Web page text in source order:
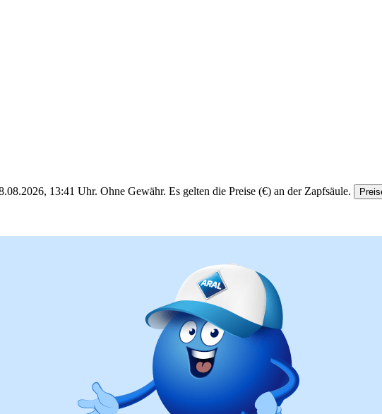
13:41 Uhr. Ohne Gewähr. Es gelten die Preise (€) an der Zapfsäule.